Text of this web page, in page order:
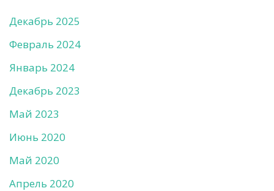
Декабрь 2025
Февраль 2024
Январь 2024
Декабрь 2023
Май 2023
Июнь 2020
Май 2020
Апрель 2020